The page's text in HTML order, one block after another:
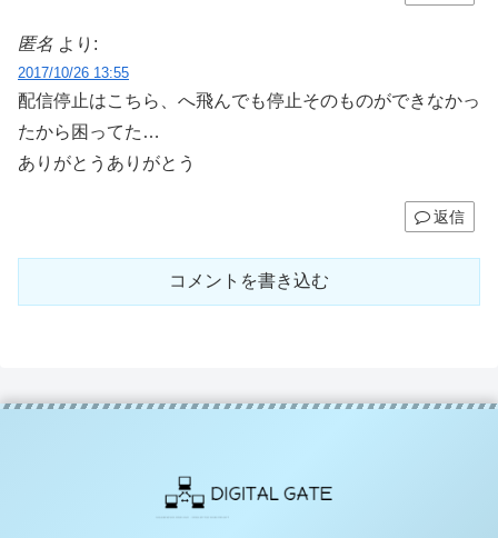
匿名 より:
2017/10/26 13:55
配信停止はこちら、へ飛んでも停止そのものができなかっ
たから困ってた…
ありがとうありがとう
返信
コメントを書き込む